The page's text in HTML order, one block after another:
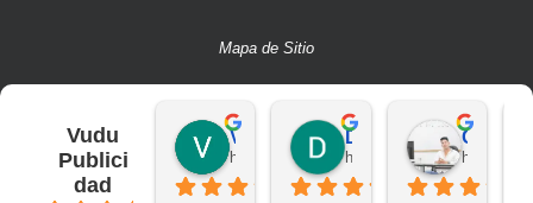
Mapa de Sitio
Vudu
Publici
dad
hace 2 años hace 2 años hace 2